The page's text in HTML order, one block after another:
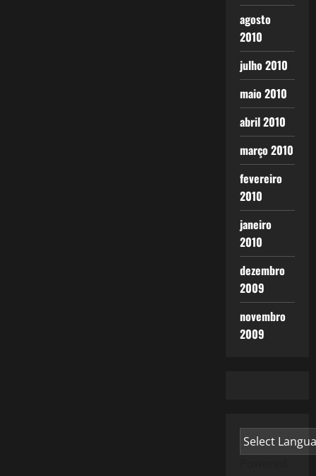
agosto
2010
julho 2010
maio 2010
abril 2010
março 2010
fevereiro
2010
janeiro
2010
dezembro
2009
novembro
2009